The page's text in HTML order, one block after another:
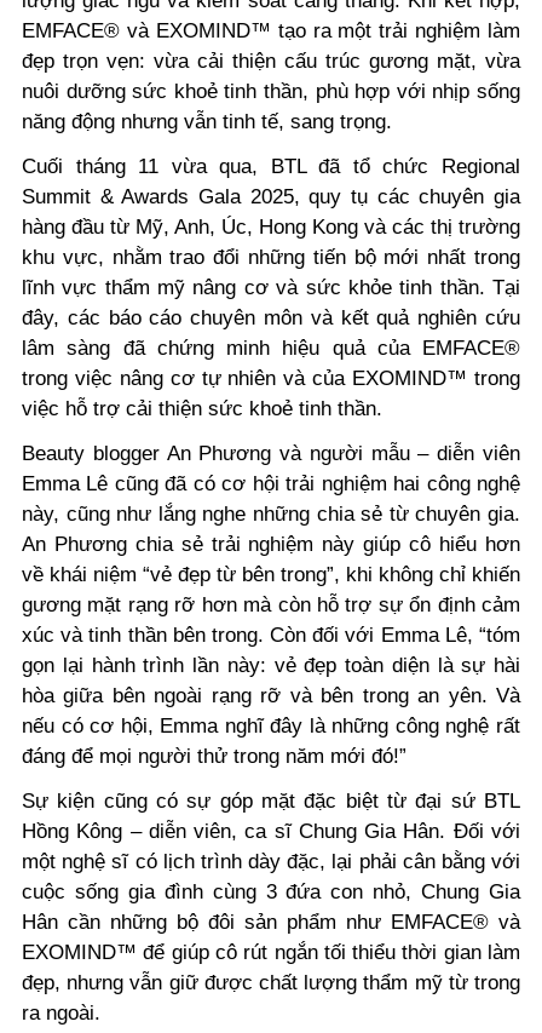
EMFACE® và EXOMIND™ tạo ra một trải nghiệm làm
đẹp trọn vẹn: vừa cải thiện cấu trúc gương mặt, vừa
nuôi dưỡng sức khoẻ tinh thần, phù hợp với nhịp sống
năng động nhưng vẫn tinh tế, sang trọng.
Cuối tháng 11 vừa qua, BTL đã tổ chức Regional
Summit & Awards Gala 2025, quy tụ các chuyên gia
hàng đầu từ Mỹ, Anh, Úc, Hong Kong và các thị trường
khu vực, nhằm trao đổi những tiến bộ mới nhất trong
lĩnh vực thẩm mỹ nâng cơ và sức khỏe tinh thần. Tại
đây, các báo cáo chuyên môn và kết quả nghiên cứu
lâm sàng đã chứng minh hiệu quả của EMFACE®
trong việc nâng cơ tự nhiên và của EXOMIND™ trong
việc hỗ trợ cải thiện sức khoẻ tinh thần.
Beauty blogger An Phương và người mẫu – diễn viên
Emma Lê cũng đã có cơ hội trải nghiệm hai công nghệ
này, cũng như lắng nghe những chia sẻ từ chuyên gia.
An Phương chia sẻ trải nghiệm này giúp cô hiểu hơn
về khái niệm “vẻ đẹp từ bên trong”, khi không chỉ khiến
gương mặt rạng rỡ hơn mà còn hỗ trợ sự ổn định cảm
xúc và tinh thần bên trong. Còn đối với Emma Lê, “tóm
gọn lại hành trình lần này: vẻ đẹp toàn diện là sự hài
hòa giữa bên ngoài rạng rỡ và bên trong an yên. Và
nếu có cơ hội, Emma nghĩ đây là những công nghệ rất
đáng để mọi người thử trong năm mới đó!”
Sự kiện cũng có sự góp mặt đặc biệt từ đại sứ BTL
Hồng Kông – diễn viên, ca sĩ Chung Gia Hân. Đối với
một nghệ sĩ có lịch trình dày đặc, lại phải cân bằng với
cuộc sống gia đình cùng 3 đứa con nhỏ, Chung Gia
Hân cần những bộ đôi sản phẩm như EMFACE® và
EXOMIND™ để giúp cô rút ngắn tối thiểu thời gian làm
đẹp, nhưng vẫn giữ được chất lượng thẩm mỹ từ trong
ra ngoài.